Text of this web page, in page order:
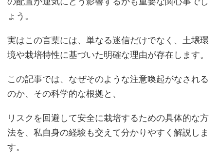
ょう。
実はこの言葉には、単なる迷信だけでなく、土壌環
境や栽培特性に基づいた明確な理由が存在します。
この記事では、なぜそのような注意喚起がなされる
のか、その科学的な根拠と、
リスクを回避して安全に栽培するための具体的な方
法を、私自身の経験も交えて分かりやすく解説しま
す。